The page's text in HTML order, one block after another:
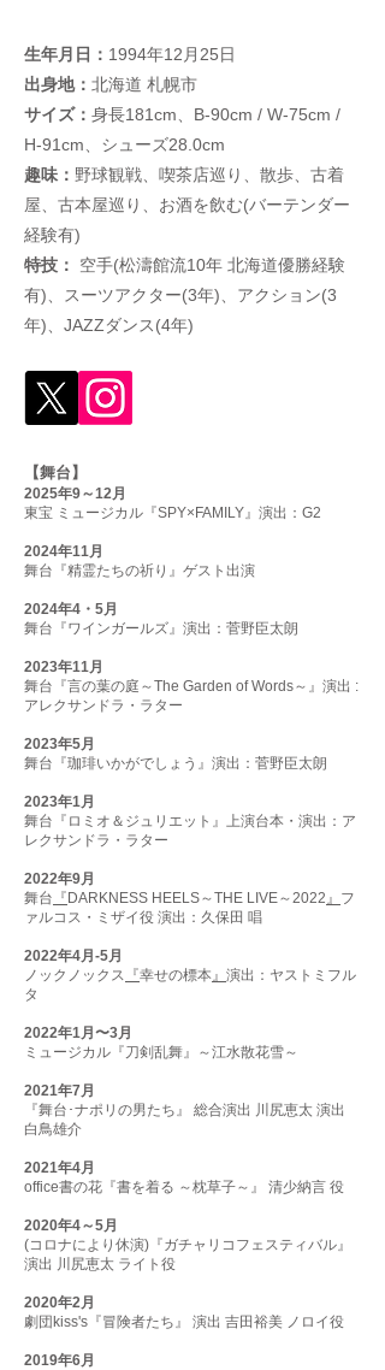
生年月日： 1994年12月25日
出身地： 北海道 札幌市
サイズ： 身長181cm、B-90cm / W-75cm /
H-91cm、シューズ28.0cm
趣味： 野球観戦 喫茶店巡り 散歩
古着
屋
古本屋巡り
お酒を飲む(バーテンダー
経験有)
特技： 空手(松濤館流10年 北海道優勝経験
有)、スーツアクター(3年)、アクション(3
年)、JAZZダンス(4年)
【舞台】
2025年9～12月
東宝 ミュージカル『SPY×FAMILY』演出：G2
2024年11月
舞台『精霊たちの祈り』ゲスト出演
2024年4・5月
舞台 『ワインガールズ』演出：菅野臣太朗
2023年11月
舞台『言の葉の庭～The Garden of Words～』演出 :
アレクサンドラ・ラター
2023年5月
舞台『珈琲いかがでしょう』演出：菅野臣太朗
2023年1⽉
舞台『ロミオ＆ジュリエット』上演台本・演出：ア
レクサンドラ・ラター
2022年9月
舞台 『 DARKNESS HEELS～THE LIVE～2022 』 フ
ァルコス・ミザイ役 演出：久保田 唱
2022年4月-5月
ノックノックス 『幸せの標本』 演出：ヤストミフル
タ
2022年1月〜3月
ミュージカル『刀剣乱舞』～江水散花雪～
2021年7月
『舞台･ナポリの男たち』 総合演出 川尻恵太 演出
白鳥雄介
2021年4月
office書の花『書を着る ～枕草子～』 清少納言 役
2020年4～5月
(コロナにより休演)『ガチャリコフェスティバル』
演出 川尻恵太 ライト役
2020年2月
劇団kiss's『冒険者たち』 演出 吉田裕美 ノロイ役
2019年6月